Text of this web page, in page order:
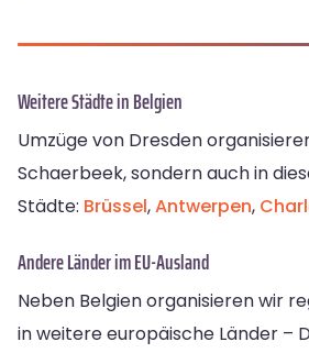
Weitere Städte in Belgien
Umzüge von Dresden
Schaerbeek, sondern auch in
Städte: Brüssel,Antwerpen,
Andere Länder im EU-Ausland
Neben Belgien organisieren wir
in weitere europäische Länder –